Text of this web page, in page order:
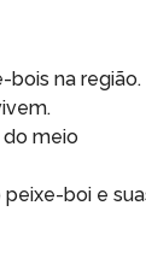
bois na região.
do meio
boi e